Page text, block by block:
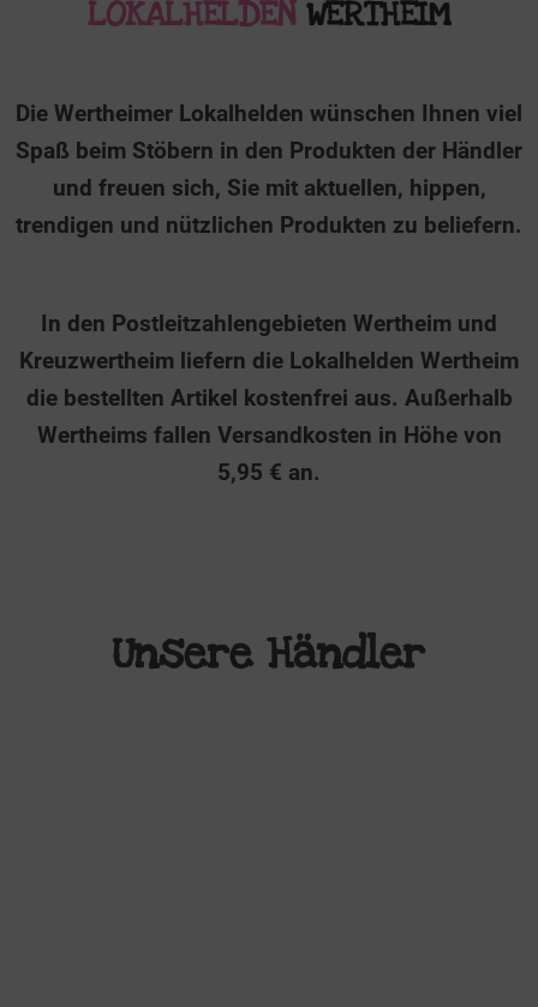
LOKALHELDEN WERTHEIM
Die Wertheimer Lokalhelden wünschen Ihnen viel
Spaß beim Stöbern in den Produkten der Händler
und freuen sich, Sie mit aktuellen, hippen,
trendigen und nützlichen Produkten zu beliefern.
In den Postleitzahlengebieten Wertheim und
Kreuzwertheim liefern die Lokalhelden Wertheim
die bestellten Artikel kostenfrei aus. Außerhalb
Wertheims fallen Versandkosten in Höhe von
5,95 € an.
Unsere Händler